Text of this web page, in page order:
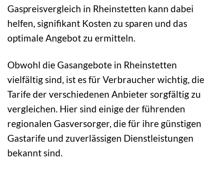
Gaspreisvergleich in Rheinstetten kann dabei
helfen, signifikant Kosten zu sparen und das
optimale Angebot zu ermitteln.
Obwohl die Gasangebote in Rheinstetten
vielfältig sind, ist es für Verbraucher wichtig, die
Tarife der verschiedenen Anbieter sorgfältig zu
vergleichen. Hier sind einige der führenden
regionalen Gasversorger, die für ihre günstigen
Gastarife und zuverlässigen Dienstleistungen
bekannt sind.